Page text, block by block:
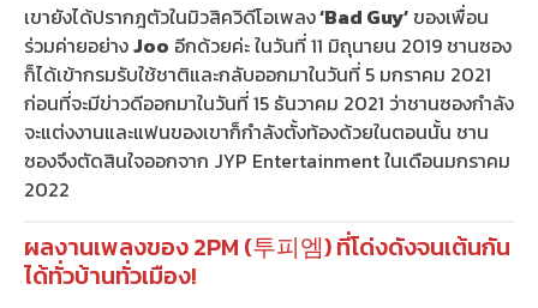
เขายังได้ปรากฎตัวในมิวสิควิดีโอเพลง‘Bad Guy’ ของเพื่อน
ร่วมค่ายอย่างJoo อีกด้วยค่ะ ในวันที่ 11 มิถุนายน 2019 ชานซอง
ก็ได้เข้ากรมรับใช้ชาติและกลับออกมาในวันที่ 5 มกราคม 2021
ก่อนที่จะมีข่าวดีออกมาในวันที่ 15 ธันวาคม 2021 ว่าชานซองกำลัง
จะแต่งงานและแฟนของเขาก็กำลังตั้งท้องด้วยในตอนนั้น ชาน
ซองจึงตัดสินใจออกจาก JYP Entertainment ในเดือนมกราคม
2022
ผลงานเพลงของ 2PM (투피엠) ที่โด่งดังจนเต้นกัน
ได้ทั่วบ้านทั่วเมือง!